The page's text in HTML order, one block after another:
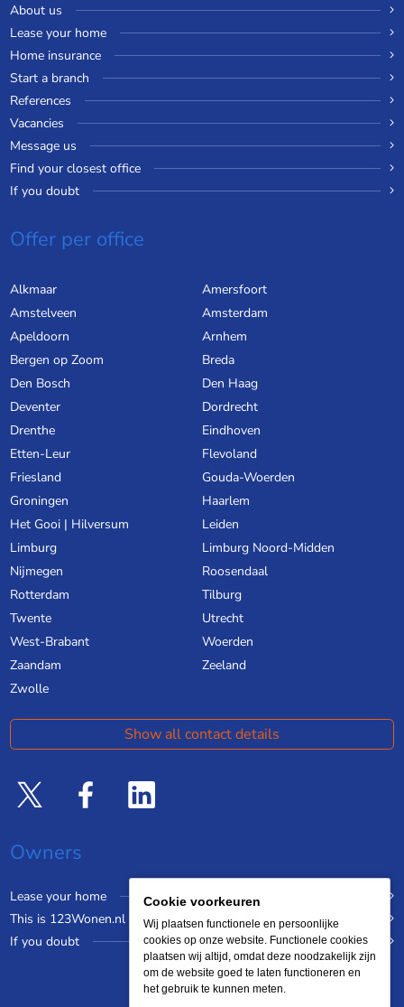
About us
Lease your home
Home insurance
Start a branch
References
Vacancies
Message us
Find your closest office
If you doubt
Offer per office
Alkmaar
Amersfoort
Amstelveen
Amsterdam
Apeldoorn
Arnhem
Bergen op Zoom
Breda
Den Bosch
Den Haag
Deventer
Dordrecht
Drenthe
Eindhoven
Etten-Leur
Flevoland
Friesland
Gouda-Woerden
Groningen
Haarlem
Het Gooi | Hilversum
Leiden
Limburg
Limburg Noord-Midden
Nijmegen
Roosendaal
Rotterdam
Tilburg
Twente
Utrecht
West-Brabant
Woerden
Zaandam
Zeeland
Zwolle
Show all contact details
Owners
Lease your home
This is 123Wonen.nl
If you doubt
Cookie voorkeuren
Wij plaatsen functionele en persoonlijke
cookies op onze website. Functionele cookies
plaatsen wij altijd, omdat deze noodzakelijk zijn
om de website goed te laten functioneren en
het gebruik te kunnen meten.